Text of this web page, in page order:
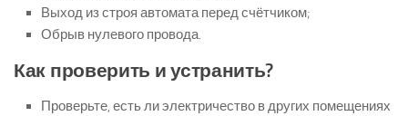
Выход из строя автомата перед счётчиком;
Обрыв нулевого провода.
Как проверить и устранить?
Проверьте, есть ли электричество в других помещениях